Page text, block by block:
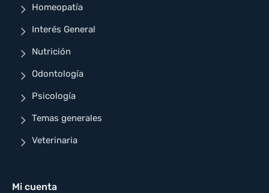
Homeopatía
Interés General
Nutrición
Odontología
Psicología
Temas generales
Veterinaria
Mi cuenta